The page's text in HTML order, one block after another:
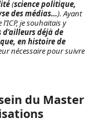
(science politique,
des médias…). Ayant
je souhaitais y
d’ailleurs déjà de
en histoire de
nécessaire pour suivre
du Master